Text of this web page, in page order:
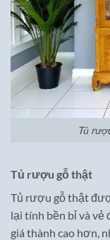
Tủ
Tủ rượu gỗ thật
Tủ rượu gỗ thật
lại tính bền bỉ và vẻ
giá thành cao hơn,